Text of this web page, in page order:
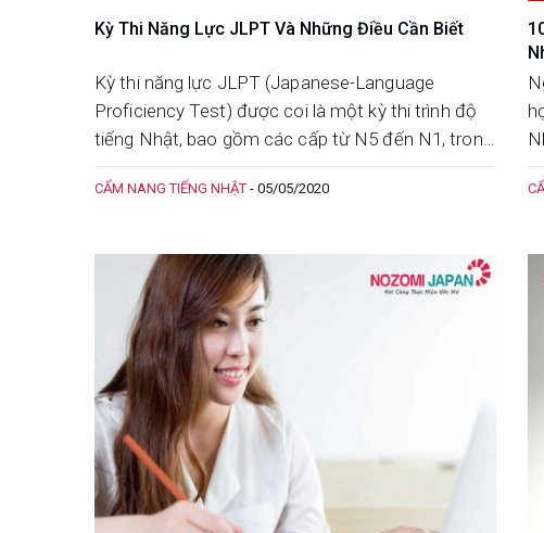
Kỳ Thi Năng Lực JLPT Và Những Điều Cần Biết
Kỳ thi năng lực JLPT (Japanese-Language
Proficiency Test) được coi là một kỳ thi trình độ
tiếng Nhật, bao gồm các cấp từ N5 đến N1, trong
đó N1 là mức cao nhất.
CẨM NANG TIẾNG NHẬT - 05/05/2020